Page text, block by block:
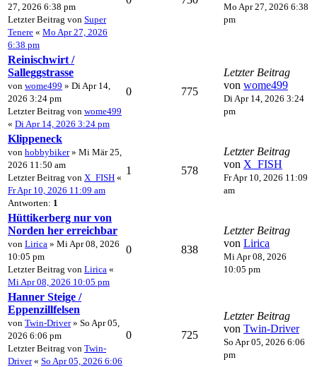
27, 2026 6:38 pm
Letzter Beitrag von Super
Tenere « Mo Apr 27, 2026
6:38 pm
Mo Apr 27, 2026 6:38
pm
Reinischwirt /
Salleggstrasse
von wome499 » Di Apr 14,
2026 3:24 pm
Letzter Beitrag von wome499
« Di Apr 14, 2026 3:24 pm
0 775
Letzter Beitrag
von wome499
Di Apr 14, 2026 3:24
pm
Klippeneck
von hobbybiker» Mi Mär 25,
2026 11:50 am
Letzter Beitrag von X_FISH «
Fr Apr 10, 2026 11:09 am
Antworten: 1
1 578
Letzter Beitrag
von X_FISH
Fr Apr 10, 2026 11:09
am
Hüttikerberg nur von
Norden her erreichbar
von Lirica » Mi Apr 08, 2026
10:05 pm
Letzter Beitrag von Lirica «
Mi Apr 08, 2026 10:05 pm
0 838
Letzter Beitrag
von Lirica
Mi Apr 08, 2026
10:05 pm
Hanner Steige /
Eppenzillfelsen
von Twin-Driver» So Apr 05,
2026 6:06 pm
Letzter Beitrag von Twin-
Driver« So Apr 05, 2026 6:06
0 725
Letzter Beitrag
von Twin-Driver
So Apr 05, 2026 6:06
pm